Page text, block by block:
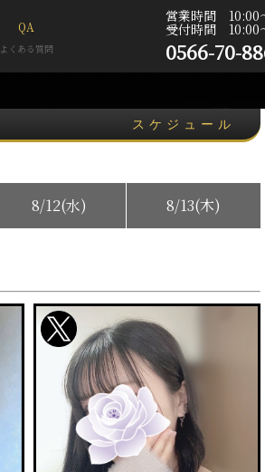
QA
よくある質問
営業時間 10:00
受付時間 10:00
0566-70-
スケジュール
8/12(水) 8/13(木)